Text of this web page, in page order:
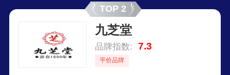
TOP 2
九芝堂
品牌指数: 7.3
平价品牌